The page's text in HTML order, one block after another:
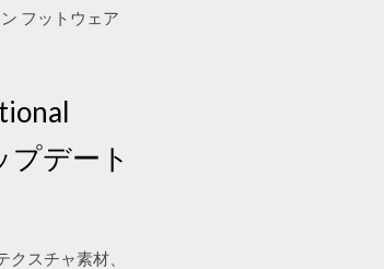
フットウェア
プデート
スチャ素材、